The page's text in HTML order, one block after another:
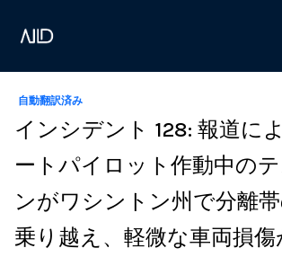
自動翻訳済み
インシデント 128: 報道に
ートパイロット作動中の
ンがワシントン州で分離
乗り越え、軽微な車両損傷